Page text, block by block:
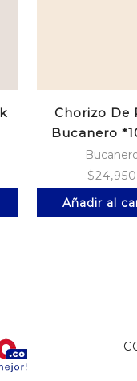
Chorizo De
Bucanero
$24,950
Añadir al